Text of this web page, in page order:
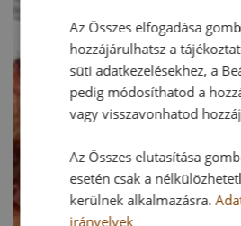
Az Összes elfogadása
hozzájárulhatsz a
süti adatkezelésekhez, a
pedig módosíthatod a
vagy visszavonhatod
Az Összes elutasítása
esetén csak a
kerülnek alkalmazásra.
irányelvek